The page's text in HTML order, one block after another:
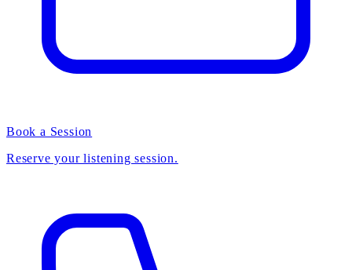
Book a Session
Reserve your listening session.